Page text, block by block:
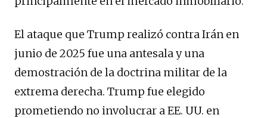
El ataque que Trump realizó contra Irán en
junio de 2025 fue una antesala y una
demostración de la doctrina militar de la
extrema derecha. Trump fue elegido
prometiendo no involucrar a EE. UU. en